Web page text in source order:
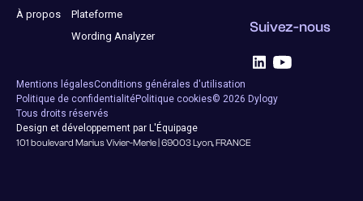
À propos
Plateforme
Wording Analyzer
Suivez-nous
Mentions légalesConditions générales d'utilisation
Politique de confidentialitéPolitique cookies© 2026 Dylogy
Tous droits réservés
Design et développement par L'Équipage
101 boulevard Marius Vivier-Merle | 69003 Lyon, FRANCE